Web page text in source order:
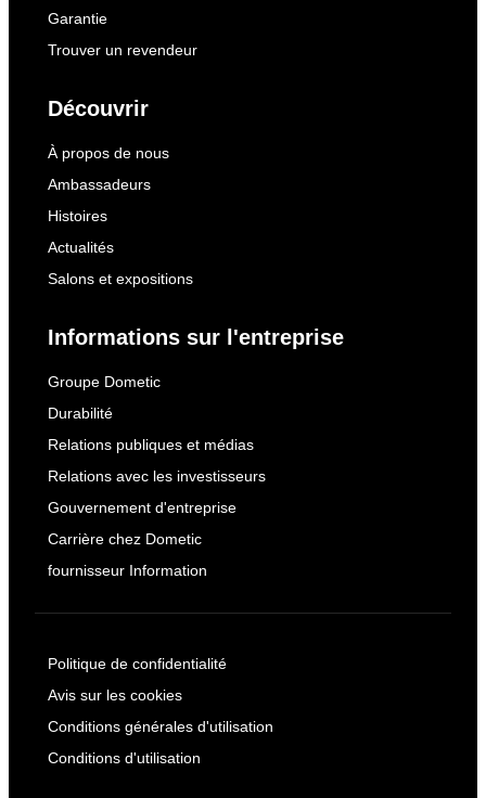
Garantie
Trouver un revendeur
Découvrir
À propos de nous
Ambassadeurs
Histoires
Actualités
Salons et expositions
Informations sur l'entreprise
Groupe Dometic
Durabilité
Relations publiques et médias
Relations avec les investisseurs
Gouvernement d'entreprise
Carrière chez Dometic
fournisseur Information
Politique de confidentialité
Avis sur les cookies
Conditions générales d'utilisation
Conditions d'utilisation